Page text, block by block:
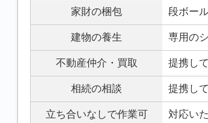
家財の梱包 段ボー
建物の養生 専用の
不動産仲介・買取 提携し
相続の相談 提携し
立ち合いなしで作業可 対応い